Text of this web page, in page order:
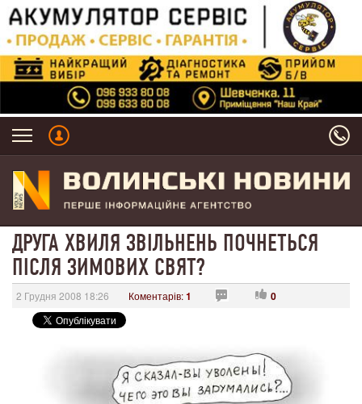
ДРУГА ХВИЛЯ ЗВІЛЬНЕНЬ ПОЧНЕТЬСЯ
ПІСЛЯ ЗИМОВИХ СВЯТ?
2 Грудня 2008 18:26 Коментарів:1 0